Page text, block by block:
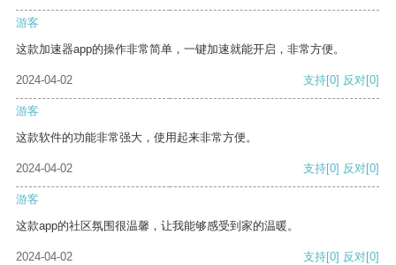
游客
这款加速器app的操作非常简单，一键加速就能开启，非常方便。
2024-04-02 支持[0] 反对[0]
游客
这款软件的功能非常强大，使用起来非常方便。
2024-04-02 支持[0] 反对[0]
游客
这款app的社区氛围很温馨，让我能够感受到家的温暖。
2024-04-02 支持[0] 反对[0]